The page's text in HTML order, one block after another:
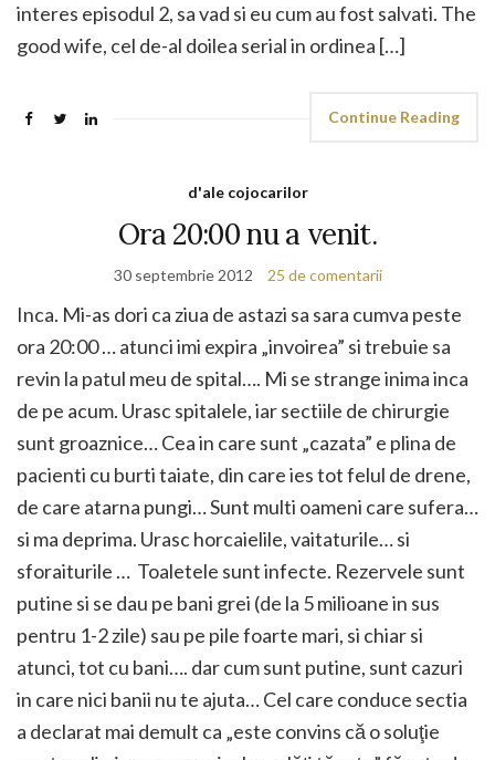
interes episodul 2, sa vad si eu cum au fost salvati. The
good wife, cel de-al doilea serial in ordinea […]
Continue Reading
d'ale cojocarilor
Ora 20:00 nu a venit.
30 septembrie 2012 25 de comentarii
Inca. Mi-as dori ca ziua de astazi sa sara cumva peste
ora 20:00 … atunci imi expira „invoirea” si trebuie sa
revin la patul meu de spital…. Mi se strange inima inca
de pe acum. Urasc spitalele, iar sectiile de chirurgie
sunt groaznice… Cea in care sunt „cazata” e plina de
pacienti cu burti taiate, din care ies tot felul de drene,
de care atarna pungi… Sunt multi oameni care sufera…
si ma deprima. Urasc horcaielile, vaitaturile… si
sforaiturile … Toaletele sunt infecte. Rezervele sunt
putine si se dau pe bani grei (de la 5 milioane in sus
pentru 1-2 zile) sau pe pile foarte mari, si chiar si
atunci, tot cu bani…. dar cum sunt putine, sunt cazuri
in care nici banii nu te ajuta… Cel care conduce sectia
a declarat mai demult ca „este convins că o soluţie